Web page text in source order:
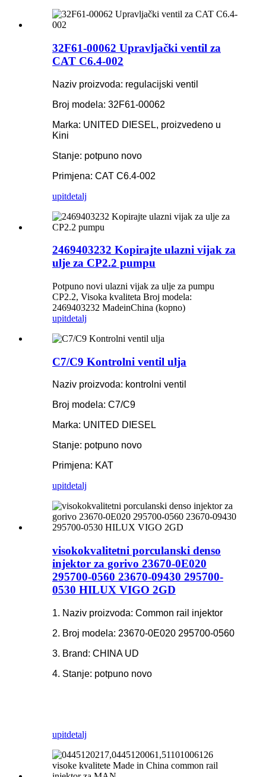
32F61-00062 Upravljački ventil za
CAT C6.4-002
Naziv proizvoda: regulacijski ventil
Broj modela: 32F61-00062
Marka: UNITED DIESEL, proizvedeno u
Kini
Stanje: potpuno novo
Primjena: CAT C6.4-002
upitdetalj
2469403232 Kopirajte ulazni vijak za
ulje za CP2.2 pumpu
Potpuno novi ulazni vijak za ulje za pumpu
CP2.2, Visoka kvaliteta Broj modela:
2469403232 MadeinChina (kopno)
upitdetalj
C7/C9 Kontrolni ventil ulja
Naziv proizvoda: kontrolni ventil
Broj modela: C7/C9
Marka: UNITED DIESEL
Stanje: potpuno novo
Primjena: KAT
upitdetalj
visokokvalitetni porculanski denso
injektor za gorivo 23670-0E020
295700-0560 23670-09430 295700-
0530 HILUX VIGO 2GD
1. Naziv proizvoda: Common rail injektor
2. Broj modela: 23670-0E020 295700-0560
3. Brand: CHINA UD
4. Stanje: potpuno novo
upitdetalj